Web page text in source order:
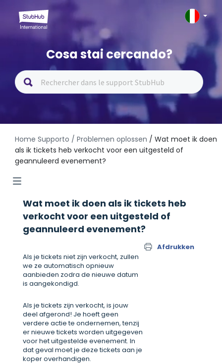
Cosa stai cercando?
Home Supporto / Problemen oplossen / Wat moet ik doen
als ik tickets heb verkocht voor een uitgesteld of
geannuleerd evenement?
Wat moet ik doen als ik tickets heb
verkocht voor een uitgesteld of
geannuleerd evenement?
Afdrukken
Als je tickets niet zijn verkocht, zullen
we ze automatisch opnieuw
aanbieden zodra de nieuwe datum
is aangekondigd.
Als je tickets zijn verkocht, is jouw
deel afgerond! Je hoeft geen
verdere actie te ondernemen, tenzij
er nieuwe tickets worden uitgegeven
voor het uitgestelde evenement. In
dat geval moet je deze tickets aan je
koper overhandigen.